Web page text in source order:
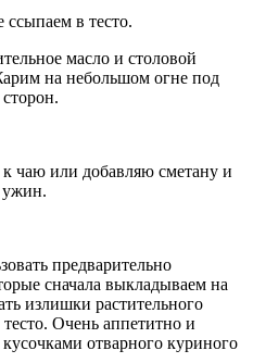
в тесто.
масло и столовой
на небольшом огне под
чаю или добавляю сметану и
ужин.
предварительно
сначала выкладываем на
излишки растительного
Очень аппетитно и
отварного куриного